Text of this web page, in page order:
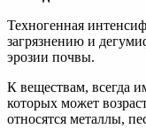
Техногенная
загрязнению и
эрозии почвы.
К веществам, всегда
которых может
относятся металлы,